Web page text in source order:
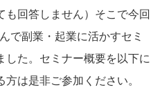
も回答しません）そこで今回
で副業・起業に活かすセミ
た。セミナー概要を以下に
は是非ご参加ください。